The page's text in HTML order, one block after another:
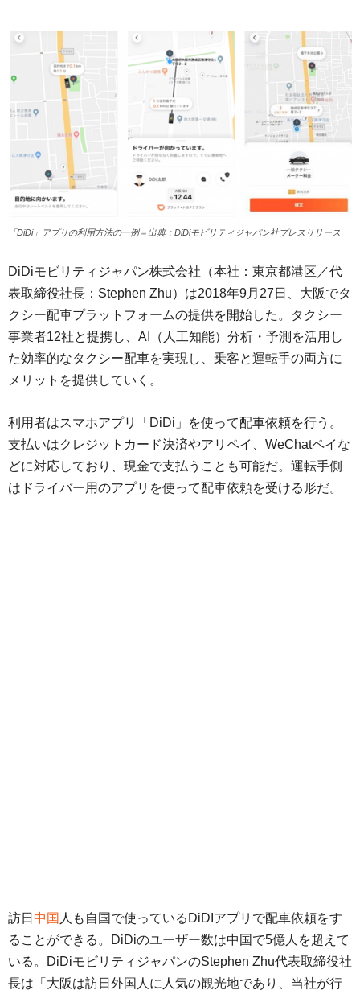
「DiDi」アプリの利用方法の一例＝出典：DiDiモビリティジャパン社プレスリリース
DiDiモビリティジャパン株式会社（本社：東京都港区／代
表取締役社長：Stephen Zhu）は2018年9月27日、大阪でタ
クシー配車プラットフォームの提供を開始した。タクシー
事業者12社と提携し、AI（人工知能）分析・予測を活用し
た効率的なタクシー配車を実現し、乗客と運転手の両方に
メリットを提供していく。
利用者はスマホアプリ「DiDi」を使って配車依頼を行う。
支払いはクレジットカード決済やアリペイ、WeChatペイな
どに対応しており、現金で支払うことも可能だ。運転手側
はドライバー用のアプリを使って配車依頼を受ける形だ。
訪日 中国 人も自国で使っているDiDIアプリで配車依頼をす
ることができる。DiDiのユーザー数は中国で5億人を超えて
いる。DiDiモビリティジャパンのStephen Zhu代表取締役社
長は「大阪は訪日外国人に人気の観光地であり、当社が行